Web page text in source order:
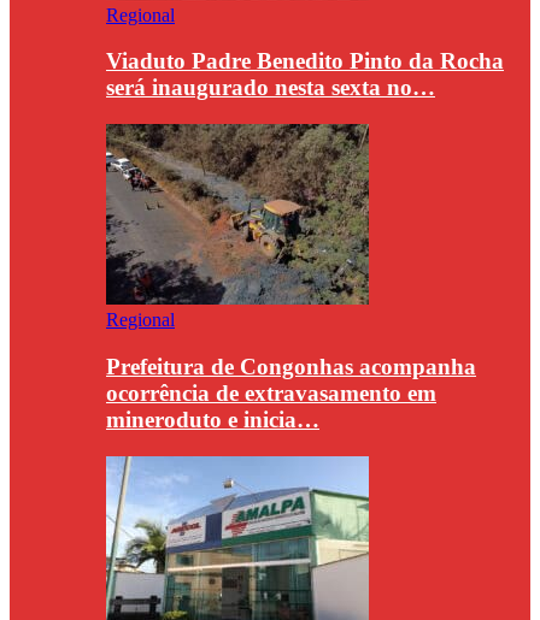
Regional
Viaduto Padre Benedito Pinto da Rocha
será inaugurado nesta sexta no…
Regional
Prefeitura de Congonhas acompanha
ocorrência de extravasamento em
mineroduto e inicia…